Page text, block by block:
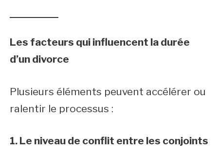
Les facteurs qui influencent la durée
d’un divorce
Plusieurs éléments peuvent accélérer ou
ralentir le processus :
1. Le niveau de conflit entre les conjoints